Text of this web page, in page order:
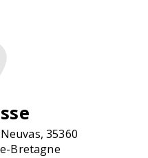
35360
Bretagne